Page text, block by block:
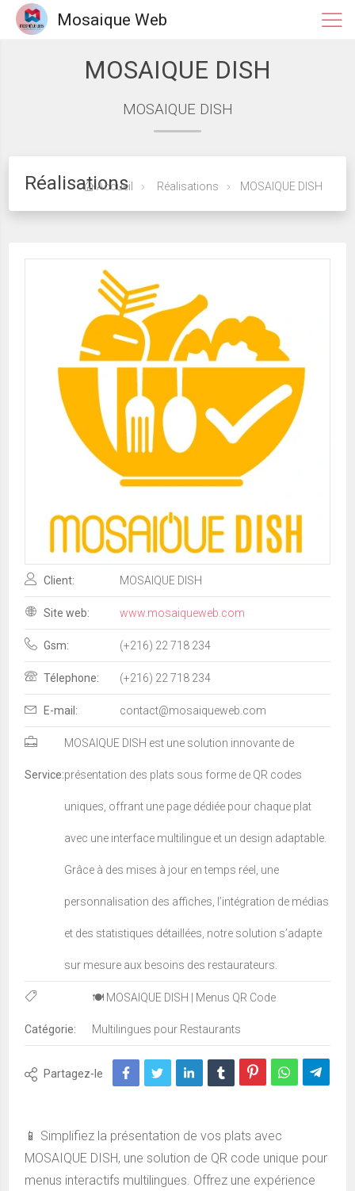
Mosaique Web
MOSAIQUE DISH
MOSAIQUE DISH
Réalisations
Accueil Réalisations MOSAIQUE DISH
Client: MOSAIQUE DISH
Site web: www.mosaiqueweb.com
Gsm: (+216) 22 718 234
Télephone: (+216) 22 718 234
E-mail: contact@mosaiqueweb.com
Service:
MOSAIQUE DISH est une solution innovante de
présentation des plats sous forme de QR codes
uniques, offrant une page dédiée pour chaque plat
avec une interface multilingue et un design adaptable.
Grâce à des mises à jour en temps réel, une
personnalisation des affiches, l’intégration de médias
et des statistiques détaillées, notre solution s’adapte
sur mesure aux besoins des restaurateurs.
Catégorie:
🍽️ MOSAIQUE DISH | Menus QR Code
Multilingues pour Restaurants
Partagez-le
📱 Simplifiez la présentation de vos plats avec
MOSAIQUE DISH, une solution de QR code unique pour
menus interactifs multilingues. Offrez une expérience